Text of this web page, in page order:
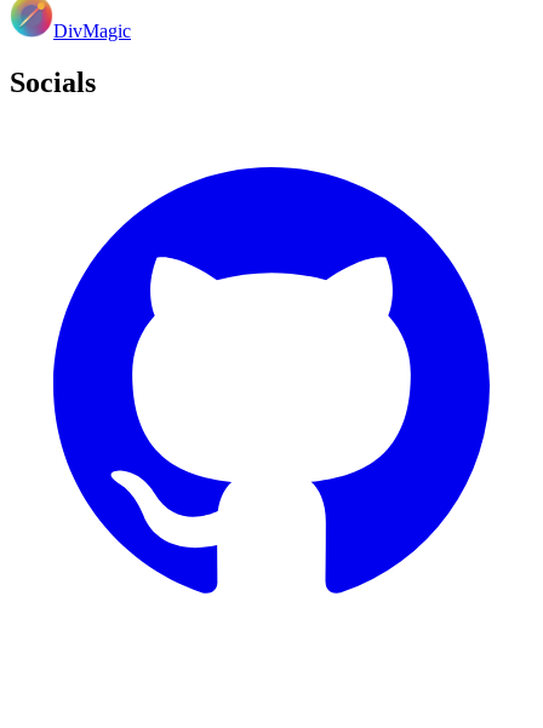
DivMagic
Socials